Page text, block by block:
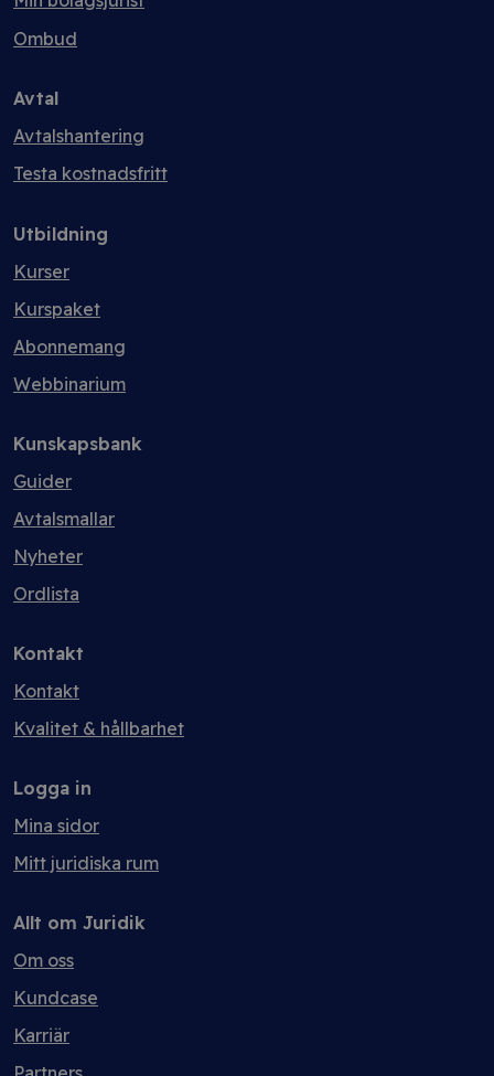
Ombud
Avtal
Avtalshantering
Testa kostnadsfritt
Utbildning
Kurser
Kurspaket
Abonnemang
Webbinarium
Kunskapsbank
Guider
Avtalsmallar
Nyheter
Ordlista
Kontakt
Kontakt
Kvalitet & hållbarhet
Logga in
Mina sidor
Mitt juridiska rum
Allt om Juridik
Om oss
Kundcase
Karriär